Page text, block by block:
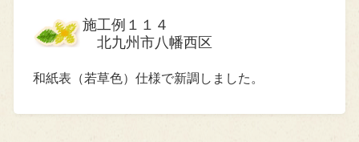
施工例１１４
北九州市八幡西区
和紙表（若草色）仕様で新調しました。